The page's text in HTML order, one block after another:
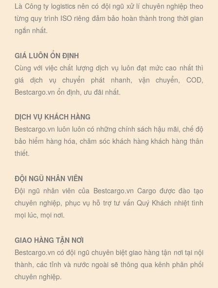
Là Công ty logistics nên có đội ngũ xử lí chuyên nghiệp theo
từng quy trình ISO riêng đảm bảo hoàn thành trong thời gian
ngắn nhất.
GIÁ LUÔN ỔN ĐỊNH
Cùng với việc chất lượng dịch vụ luôn đạt mức cao nhất thì
giá dịch vụ chuyển phát nhanh, vận chuyển, COD,
Bestcargo.vn ổn định, ưu đãi nhất.
DỊCH VỤ KHÁCH HÀNG
Bestcargo.vn luôn luôn có những chính sách hậu mãi, chế độ
bảo hiểm hàng hóa, chăm sóc khách hàng khách hàng thân
thiết.
ĐỘI NGŨ NHÂN VIÊN
Đội ngũ nhân viên của Bestcargo.vn Cargo được đào tạo
chuyên nghiệp, phục vụ hỗ trợ tư vấn Quý Khách nhiệt tình
mọi lúc, mọi nơi.
GIAO HÀNG TẬN NƠI
Bestcargo.vn có đội ngũ chuyên biệt giao hàng tận nơi tại nội
thành, các tỉnh và nước ngoài sẽ thông qua kênh phân phối
chuyên nghiệp.